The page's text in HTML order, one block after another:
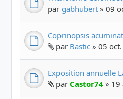
par gabhubert » 09
Coprinopsis
par Bastic » 05
Exposition annuelle
par Castor74 » 19